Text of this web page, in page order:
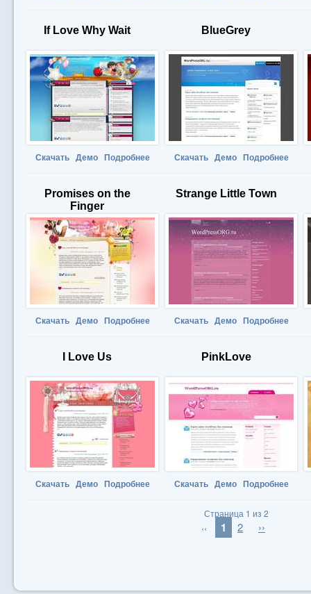
If Love Why Wait
Скачать Демо Подробнее
BlueGrey
Скачать Демо Подробнее
Promises on the
Finger
Скачать Демо Подробнее
Strange Little Town
Скачать Демо Подробнее
I Love Us
Скачать Демо Подробнее
PinkLove
Скачать Демо Подробнее
Страница 1 из 2
‹‹
1 2 ››